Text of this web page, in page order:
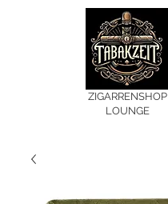
ZIGARRENSHOP
LOUNGE